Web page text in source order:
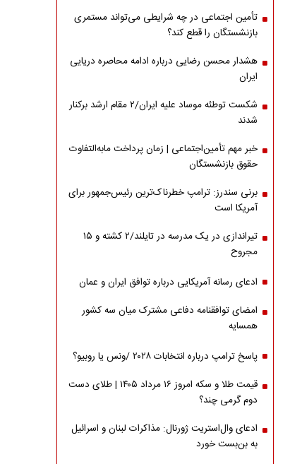
تأمین اجتماعی در چه شرایطی می‌تواند مستمری
بازنشستگان را قطع کند؟
هشدار محسن رضایی درباره ادامه محاصره دریایی
ایران
شکست توطئه موساد علیه ایران/۲ مقام‌ ارشد برکنار
شدند
خبر مهم تأمین‌اجتماعی | زمان پرداخت مابه‌التفاوت
حقوق بازنشستگان
برنی سندرز: ترامپ خطرناک‌ترین رئیس‌جمهور برای
آمریکا است
تیراندازی در یک مدرسه در تایلند/۲ کشته و ۱۵
مجروح
ادعای رسانه آمریکایی درباره توافق ایران و عمان
امضای توافقنامه دفاعی مشترک میان سه کشور
همسایه
پاسخ ترامپ درباره انتخابات ۲۰۲۸ /ونس یا روبیو؟
قیمت طلا و سکه امروز ۱۶ مرداد ۱۴۰۵ | طلای دست
دوم گرمی چند؟
ادعای وال‌استریت ژورنال: مذاکرات لبنان و اسرائیل
به بن‌بست خورد